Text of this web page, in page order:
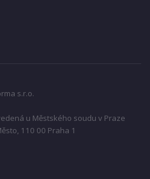
s.r.o.
u Městského soudu v Praze
110 00 Praha 1